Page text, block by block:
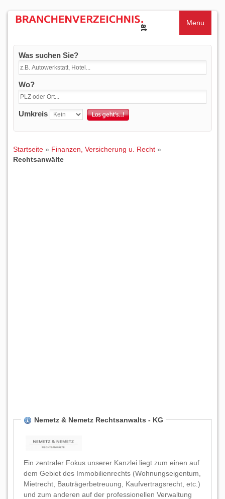
Menu
Was suchen Sie?
Wo?
Umkreis
Startseite » Finanzen, Versicherung u. Recht »
Rechtsanwälte
Nemetz & Nemetz Rechtsanwalts - KG
Ein zentraler Fokus unserer Kanzlei liegt zum einen auf
dem Gebiet des Immobilienrechts (Wohnungseigentum,
Mietrecht, Bauträgerbetreuung, Kaufvertragsrecht, etc.)
und zum anderen auf der professionellen Verwaltung